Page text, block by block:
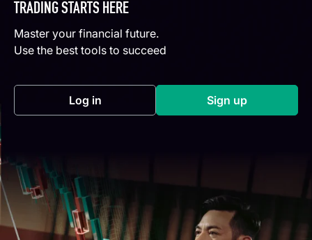
TRADING STARTS HERE
Master your financial future.
Use the best tools to succeed
Log in(opens in a new tab) Sign up(opens in a